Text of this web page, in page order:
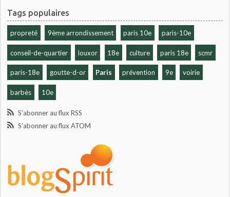
Tags populaires
propreté 9ème arrondissement paris 10e paris-10e
conseil-de-quartier louxor 18e culture paris 18e scmr
paris-18e goutte-d-or Paris prévention 9e voirie
barbès 10e
S'abonner au flux RSS
S'abonner au flux ATOM